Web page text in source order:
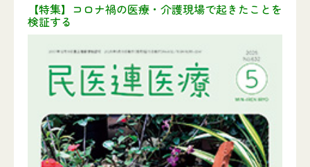
【特集】コロナ禍の医療・介護現場で起きたことを
検証する